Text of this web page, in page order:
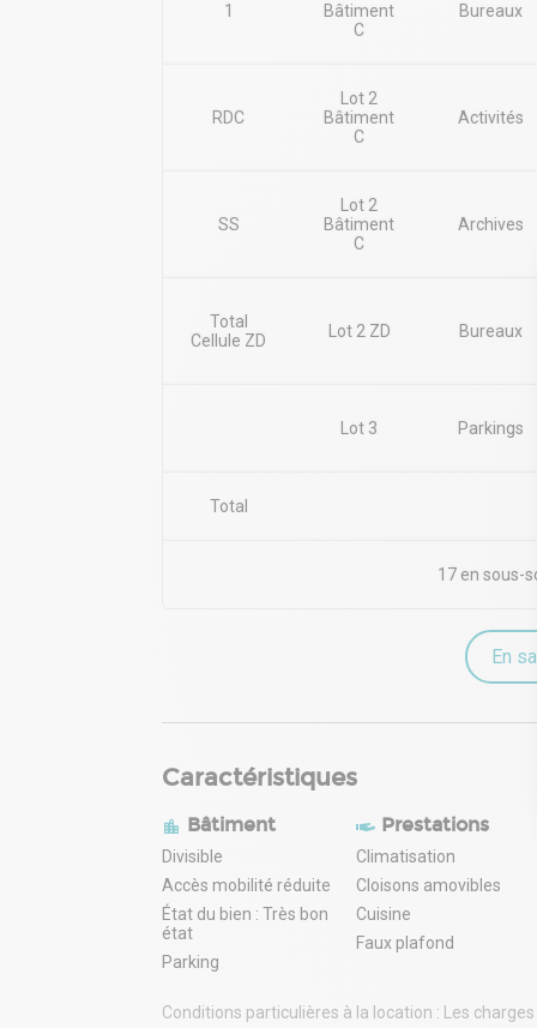
. Sol parquet
. terrasse privative d'une cinquantaine m²
Surface RDC : 240 m²
Situation/Transports :
Tramway Porte d'Orléans (3)
Dépot de garantie : 3 mois de loyer HT HC
1
Bâtiment
C
Bureaux
RDC
Lot 2
Bâtiment
C
Activités
SS
Lot 2
Bâtiment
C
Archives
Total
Cellule ZD
Lot 2 ZD Bureaux
Lot 3 Parkings
Total
17 en sous-
En
Caractéristiques
Bâtiment
Divisible
Accès mobilité réduite
État du bien : Très bon
état
Parking
Prestations
Climatisation
Cloisons amovibles
Cuisine
Faux plafond
Conditions particulières à la location : Les